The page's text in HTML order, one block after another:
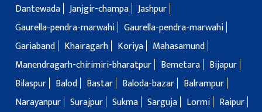
Dantewada Janjgir-champa Jashpur
Gaurella-pendra-marwahi Gaurella-pendra-marwahi
Gariaband
Khairagarh Koriya
Mahasamund
Manendragarh-chirimiri-bharatpur
Bemetara
Bijapur
Bilaspur
Balod Bastar Baloda-bazar
Balrampur
Narayanpur Surajpur Sukma Sarguja Lormi
Raipur